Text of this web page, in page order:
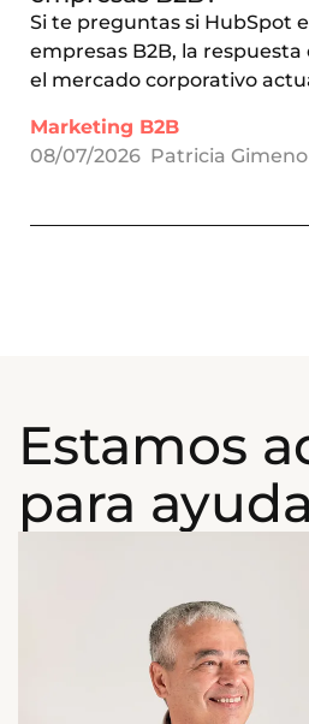
Si te preguntas si HubSpot
empresas B2B, la
el mercado corporativo
Marketing B2B
08/07/2026 Patricia Gimeno
Estamos
para